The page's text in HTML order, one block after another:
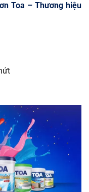
Toa – Thương hiệu